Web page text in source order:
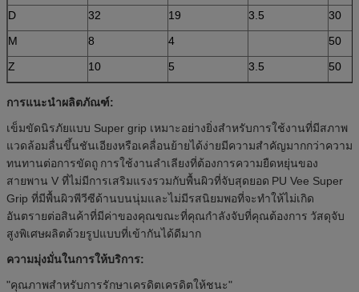
D
32 19 3.5
30
M
8 4
50
Z
10 5 3.5 50
การแนะนำผลิตภัณฑ์:
เข็มขัดนิรภัยแบบ Super grip เหมาะอย่างยิ่งสำหรับการใช้งานที่มีสภาพ
แวดล้อมลื่นขึ้นชันเอียงหรือเคลื่อนย้ายได้ง่ายมีความสำคัญมากกว่าความ
ทนทานต่อการขัดถู การใช้งานลำเลียงที่ต้องการความยืดหยุ่นของ
สายพาน V ที่ไม่มีการเสริมแรงรวมกับพื้นผิวที่จับสุดยอด PU Vee Super
Grip ที่มีพื้นผิวพีวีซีด้านบนนุ่มและไม่มีรสนิยมพอที่จะทำให้ไม่เกิด
อันตรายต่อสินค้าที่มีค่าของคุณขณะที่คุณกำลังจับที่คุณต้องการ วัสดุจับ
สูงพิเศษผลิตด้วยรูปแบบที่เข้ากันได้ดีมาก
ความมุ่งมั่นในการให้บริการ:
"คุณภาพสำหรับการรักษาเครดิตเครดิตให้ชนะ"